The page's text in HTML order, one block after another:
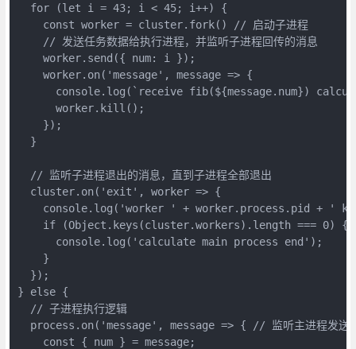
  for (let i = 43; i < 45; i++) {
    const worker = cluster.fork() // 启动子进程
    // 发送任务数据给执行进程，并监听子进程回传的消息
    worker.send({ num: i });
    worker.on('message', message => {
console.log(`receive fib(${message.num})
      worker.kill();
    });
  }
  // 监听子进程退出的消息，直到子进程全部退出
  cluster.on('exit', worker => {
console.log('worker ' + worker.process.pid + '
    if (Object.keys(cluster.workers).length === 0) {
      console.log('calculate main process end');
    }
  });
} else {
  // 子进程执行逻辑
process.on('message', message => { // 监听主进程发送
    const { num } = message;